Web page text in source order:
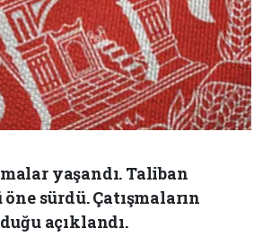
yaşandı. Taliban
sürdü. Çatışmaların
açıklandı.